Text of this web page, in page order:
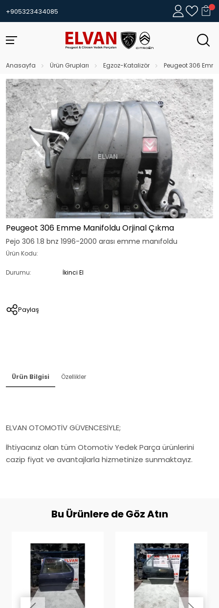
+905323434085
Anasayfa Ürün Grupları Egzoz-Katalizör Peugeot 306
Peugeot 306 Emme Manifoldu Orjinal Çıkma
Pejo 306 1.8 bnz 1996-2000 arası emme manıfoldu
Ürün Kodu:
Durumu: İkinci El
Paylaş
Ürün Bilgisi Özellikler
ELVAN OTOMOTİV GÜVENCESİYLE;
İhtiyacınız olan tüm Otomotiv Yedek Parça ürünlerini
cazip fiyat ve avantajlarla hizmetinize sunmaktayız.
Bu Ürünlere de Göz Atın